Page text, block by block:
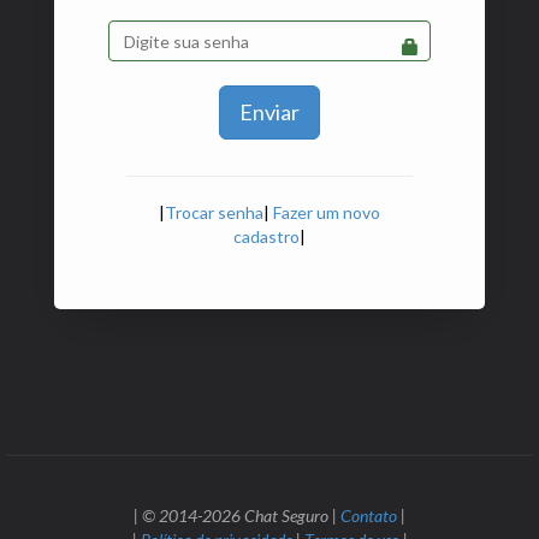
Enviar
|Trocar senha| Fazer um novo
cadastro|
| © 2014-2026 Chat Seguro | Contato |